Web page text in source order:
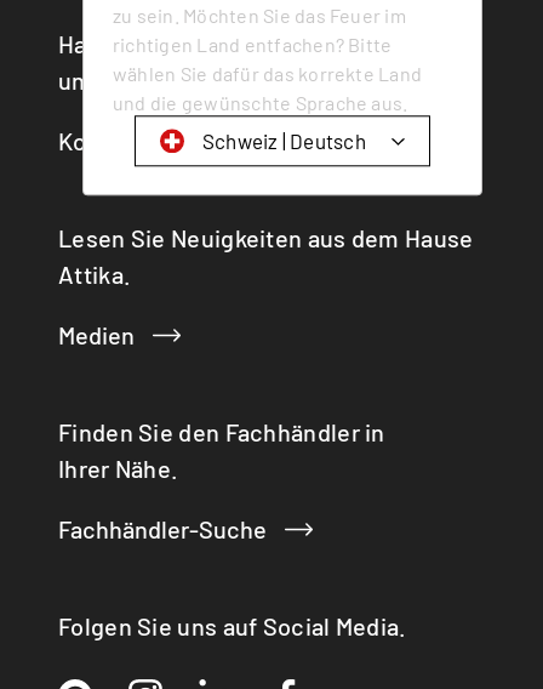
zu sein. Möchten Sie das Feuer im
richtigen Land entfachen? Bitte
wählen Sie dafür das korrekte Land
und die gewünschte Sprache aus.
Schweiz | Deutsch
Schweiz | Deutsch
Suisse | français
Italien | Deutsch
Global | english
Haben Sie Fragen? Kontaktieren Sie
uns!
Kontakt
Lesen Sie Neuigkeiten aus dem Hause
Attika.
Medien
Finden Sie den Fachhändler in
Ihrer Nähe.
Fachhändler-Suche
Folgen Sie uns auf Social Media.